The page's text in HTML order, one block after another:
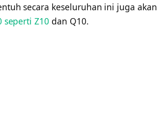
secara keseluruhan ini juga akan
seperti Z10 dan Q10.